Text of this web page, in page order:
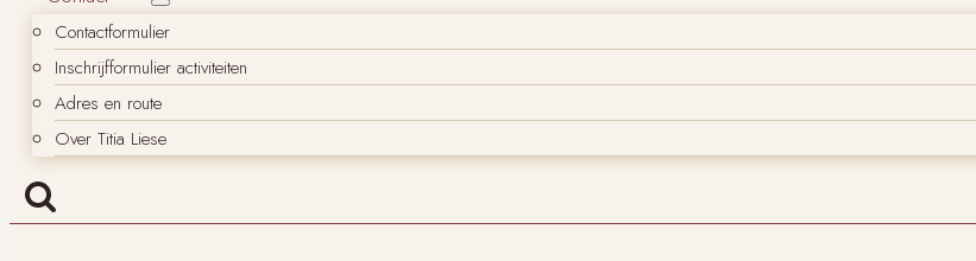
Contactformulier
Inschrijfformulier activiteiten
Adres en route
Over Titia Liese